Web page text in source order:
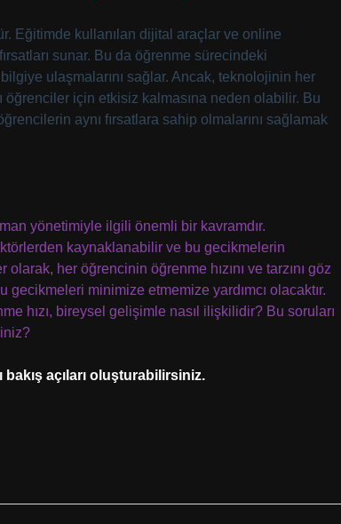
Eğitimde kullanılan dijital araçlar ve online
sunar. Bu da öğrenme sürecindeki
ulaşmalarını sağlar. Ancak, teknolojinin her
için etkisiz kalmasına neden olabilir. Bu
aynı fırsatlara sahip olmalarını sağlamak
yönetimiyle ilgili önemli bir kavramdır.
kaynaklanabilir ve bu gecikmelerin
her öğrencinin öğrenme hızını ve tarzını göz
minimize etmemize yardımcı olacaktır.
hızı, bireysel gelişimle nasıl ilişkilidir? Bu soruları
açıları oluşturabilirsiniz.